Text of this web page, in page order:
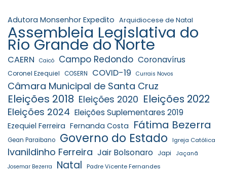
Adutora Monsenhor Expedito Arquidiocese de Natal
Assembleia Legislativa do
Rio Grande do Norte
CAERN Caicó Campo Redondo Coronavírus
Coronel Ezequiel COSERN COVID-19 Currais Novos
Câmara Municipal de Santa Cruz
Eleições 2018 Eleições 2020 Eleições 2022
Eleições 2024 Eleições Suplementares 2019
Ezequiel Ferreira Fernanda Costa Fátima Bezerra
Gean Paraibano Governo do Estado Igreja Católica
Ivanildinho Ferreira Jair Bolsonaro Japi Jaçanã
Josemar Bezerra Natal Padre Vicente Fernandes